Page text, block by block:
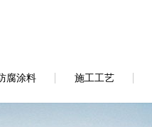
腐涂料 施工工艺